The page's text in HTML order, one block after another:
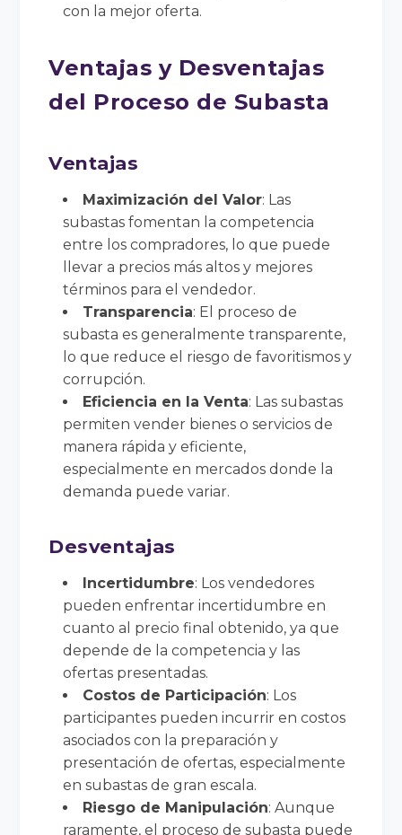
con la mejor oferta.
Ventajas y Desventajas
del Proceso de Subasta
Ventajas
Maximización del Valor: Las
subastas fomentan la competencia
entre los compradores, lo que puede
llevar a precios más altos y mejores
términos para el vendedor.
Transparencia: El proceso de
subasta es generalmente transparente,
lo que reduce el riesgo de favoritismos y
corrupción.
Eficiencia en la Venta: Las subastas
permiten vender bienes o servicios de
manera rápida y eficiente,
especialmente en mercados donde la
demanda puede variar.
Desventajas
Incertidumbre: Los vendedores
pueden enfrentar incertidumbre en
cuanto al precio final obtenido, ya que
depende de la competencia y las
ofertas presentadas.
Costos de Participación: Los
participantes pueden incurrir en costos
asociados con la preparación y
presentación de ofertas, especialmente
en subastas de gran escala.
Riesgo de Manipulación: Aunque
raramente, el proceso de subasta puede